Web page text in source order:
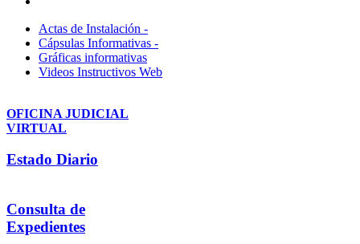
Actas de Instalación -
Cápsulas Informativas -
Gráficas informativas
Videos Instructivos Web
OFICINA JUDICIAL
VIRTUAL
Estado Diario
Consulta de
Expedientes